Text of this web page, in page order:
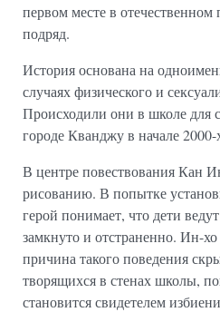
первом месте в отечественном
подряд.
История основана на
случаях физического и
Происходили они в школе для
городе Кванджу в начале 2000-
В центре повествования Кан
рисованию. В попытке
герой понимает, что дети
замкнуто и отстраненно. Ин-
причина такого поведения
творящихся в стенах школы,
становится свидетелем